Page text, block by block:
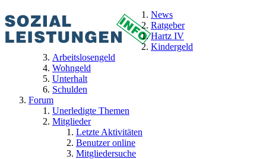
News
Ratgeber
Hartz IV
Kindergeld
Arbeitslosengeld
Wohngeld
Unterhalt
Schulden
Forum
Unerledigte Themen
Mitglieder
Letzte Aktivitäten
Benutzer online
Mitgliedersuche